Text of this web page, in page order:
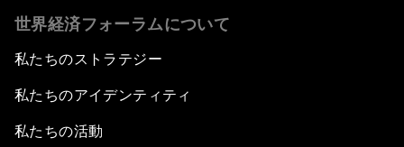
世界経済フォーラムについて
私たちのストラテジー
私たちのアイデンティティ
私たちの活動